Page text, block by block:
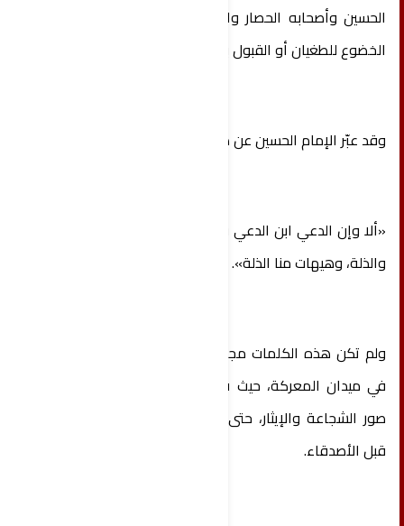
الحسين وأصحابه الحصار والعطش بثباتٍ نادر، ورفضوا
الخضوع للطغيان أو القبول بالذل.
وقد عبّر الإمام الحسين عن هذا الموقف الخالد بقوله:
«ألا وإن الدعي ابن الدعي قد ركز بين اثنتين؛ بين السلة
والذلة، وهيهات منا الذلة».
ولم تكن هذه الكلمات مجرد شعار، بل تجسدت واقعًا
في ميدان المعركة، حيث قدّم الحسين وأصحابه أروع
صور الشجاعة والإيثار، حتى أذهلت مواقفهم الأعداء
قبل الأصدقاء.